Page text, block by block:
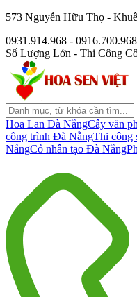
573 Nguyễn Hữu Thọ -
0931.914.968 -
Số Lượng Lớn - Thi Công
Hoa Lan Đà NẵngCây văn
công trình Đà NẵngThi công
NẵngCỏ nhân tạo Đà Nẵng